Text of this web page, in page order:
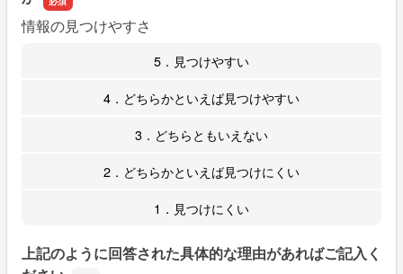
情報の見つけやすさ
5．見つけやすい
4．どちらかといえば見つけやすい
3．どちらともいえない
2．どちらかといえば見つけにくい
1．見つけにくい
上記のように回答された具体的な理由があればご記入く